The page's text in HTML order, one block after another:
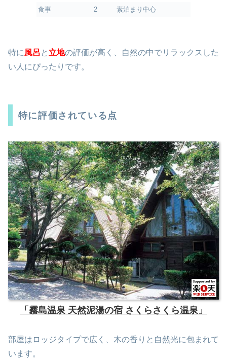
食事
2 素泊まり中心
特に風呂 と 立地の評価が高く、自然の中でリラックスした
い人にぴったりです。
特に評価されている点
「霧島温泉 天然泥湯の宿 さくらさくら温泉」
部屋はロッジタイプで広く、木の香りと自然光に包まれて
います。